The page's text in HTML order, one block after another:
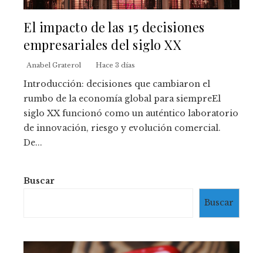
El impacto de las 15 decisiones
empresariales del siglo XX
Anabel Graterol Hace 3 días
Introducción: decisiones que cambiaron el
rumbo de la economía global para siempreEl
siglo XX funcionó como un auténtico laboratorio
de innovación, riesgo y evolución comercial.
De...
Buscar
Buscar